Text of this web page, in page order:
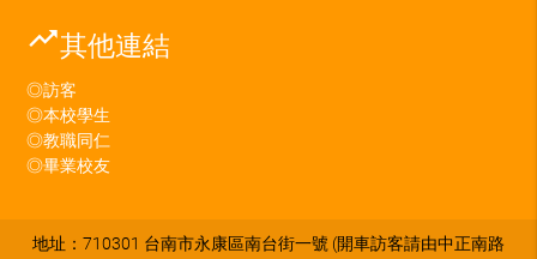
trending_up其他連結
◎訪客
◎本校學生
◎教職同仁
◎畢業校友
地址：710301 台南市永康區南台街一號 (開車訪客請由中正南路